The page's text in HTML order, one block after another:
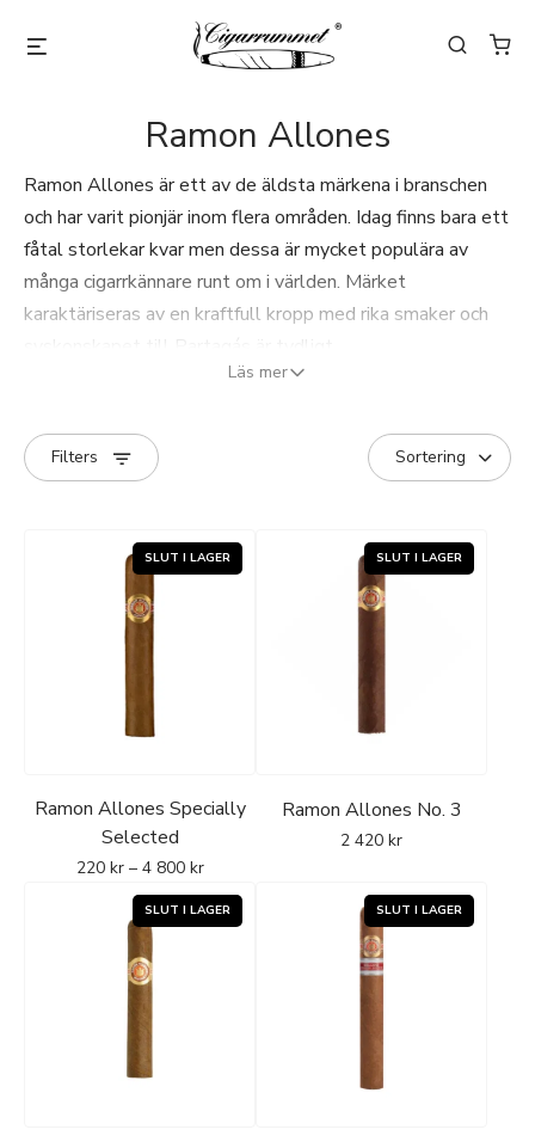
Ramon Allones
Ramon Allones är ett av de äldsta märkena i branschen
och har varit pionjär inom flera områden. Idag finns bara ett
fåtal storlekar kvar men dessa är mycket populära av
många cigarrkännare runt om i världen. Märket
karaktäriseras av en kraftfull kropp med rika smaker och
Läs mer
Filters
Ramon Allones Specially
Selected
220 kr – 4 800 kr
Ramon Allones No. 3
2 420 kr